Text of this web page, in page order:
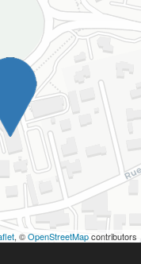
, ©OpenStreetMapcontributors